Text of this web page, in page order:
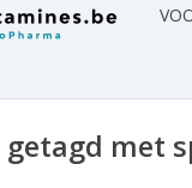
getagd met